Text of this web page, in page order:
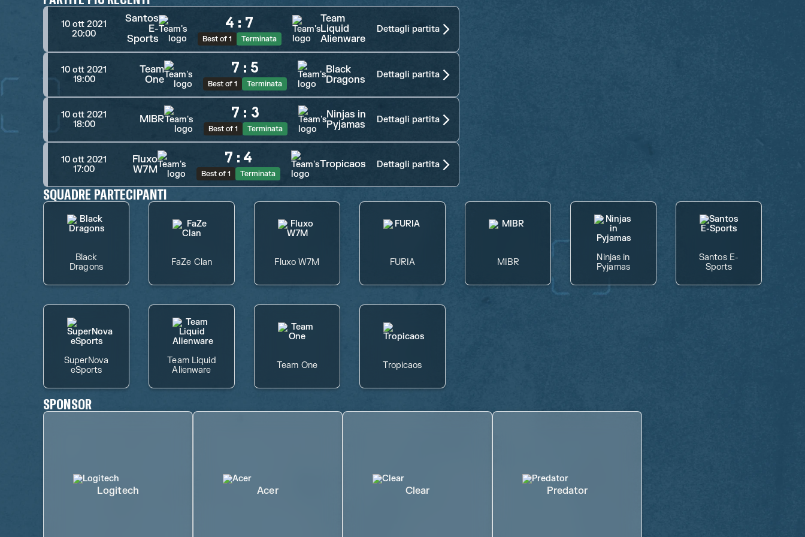
10 ott 2021
20:00
Santos
E-
Sports
4 : 7
Best of 1 Terminata
Team
Liquid
Alienware
Dettagli partita
10 ott 2021
19:00
Team
One
7 : 5
Best of 1 Terminata
Black
Dragons
Dettagli partita
10 ott 2021
18:00
MIBR 7 : 3
Best of 1 Terminata
Ninjas in
Pyjamas
Dettagli partita
10 ott 2021
17:00
Fluxo
W7M
7 : 4
Best of 1 Terminata
Tropicaos Dettagli partita
SQUADRE PARTECIPANTI
Black
Dragons
FaZe Clan Fluxo W7M FURIA MIBR
Ninjas in
Pyjamas
Santos E-
Sports
SuperNova
eSports
Team Liquid
Alienware
Team One Tropicaos
SPONSOR
Logitech Acer Clear Predator